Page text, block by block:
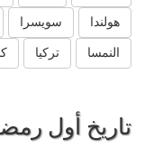
هولندا سويسرا
النمسا تركيا
تاريخ أول